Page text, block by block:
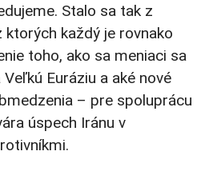
Stalo sa tak z
ktorých každý je rovnako
toho, ako sa meniaci sa
Euráziu a aké nové
– pre spoluprácu
úspech Iránu v